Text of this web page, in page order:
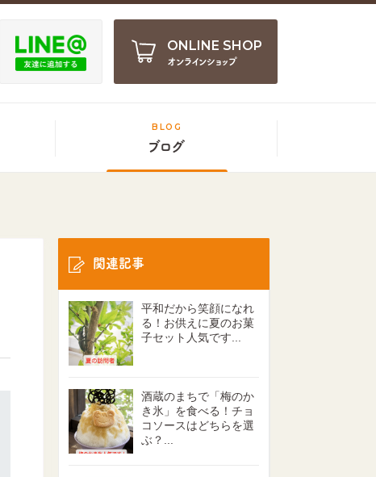
ONLINE SHOP
オンラインショップ
BLOG
ブログ
関連記事
平和だから笑顔になれ
る！お供えに夏のお菓
子セット人気です...
酒蔵のまちで「梅のか
き氷」を食べる！チョ
コソースはどちらを選
ぶ？...